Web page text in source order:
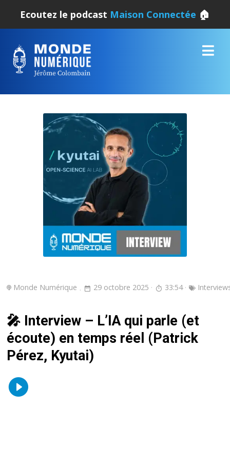
Ecoutez le podcast Maison Connectée 🏠
Monde Numérique 29 octobre 2025 33:54
🎤 Interview – L’IA qui parle (et
écoute) en temps réel (Patrick
Pérez, Kyutai)